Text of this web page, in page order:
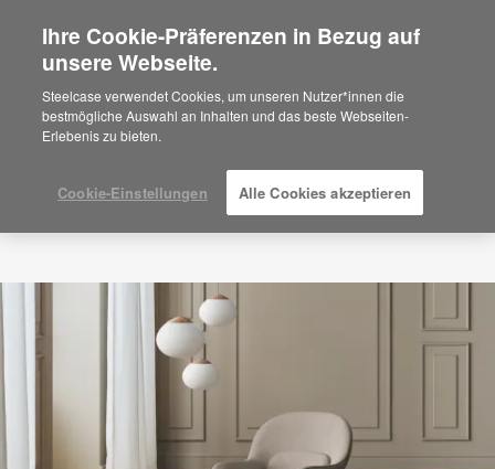
Are you in United States?
Would you like to see Products we sell in
your region?
Americas
Español
Ihre Cookie-Präferenzen in Bezug auf
unsere Webseite.
Steelcase verwendet Cookies, um unseren Nutzer*innen die
bestmögliche Auswahl an Inhalten und das beste Webseiten-
Erlebenis zu bieten.
Cookie-Einstellungen Alle Cookies akzeptieren